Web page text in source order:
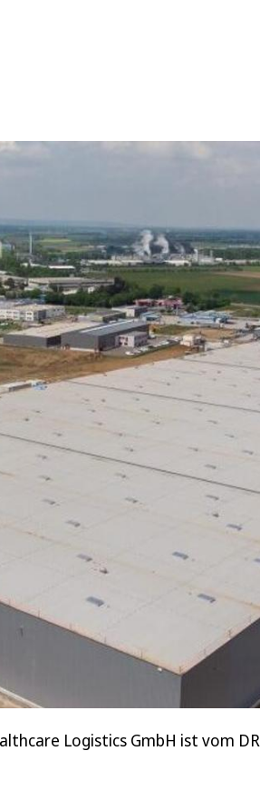
Logistics GmbH ist vom